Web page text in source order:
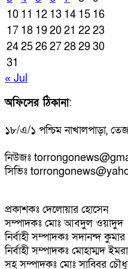
10 11 12 13 14 15 16
17 18 192021 2223
24252627282930
31
« Jul
অফিসের ঠিকানা:
১৮/এ/১ পশ্চিম নাখালপাড়া,
নিউজঃ
সিভিঃ
প্রকাশকঃ দেলোয়ার হোসেন
সম্পাদকঃ মোঃ আবদুল ওয়াদুদ
নির্বাহী সম্পাদকঃ সদানন্দ কুমার
নির্বাহী সম্পাদকঃ মোহাম্মদ
সহ সম্পাদকঃ মোঃ সাব্বির